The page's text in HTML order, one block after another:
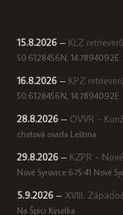
15.8.2026– KLZ
50.6128456N, 14.7894092E
16.8.2026– KPZ
50.6128456N, 14.7894092E
28.8.2026– OVVR -
chatová osada Leština
29.8.2026– KZPR -
Nové Syrovice 675 41 Nové
5.9.2026– XVIII.
Na Špici Kyselka